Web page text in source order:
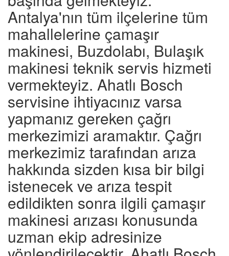
Antalya'nın tüm ilçelerine tüm
mahallelerine çamaşır
makinesi, Buzdolabı, Bulaşık
makinesi teknik servis hizmeti
vermekteyiz. Ahatlı Bosch
servisine ihtiyacınız varsa
yapmanız gereken çağrı
merkezimizi aramaktır. Çağrı
merkezimiz tarafından arıza
hakkında sizden kısa bir bilgi
istenecek ve arıza tespit
edildikten sonra ilgili çamaşır
makinesi arızası konusunda
uzman ekip adresinize